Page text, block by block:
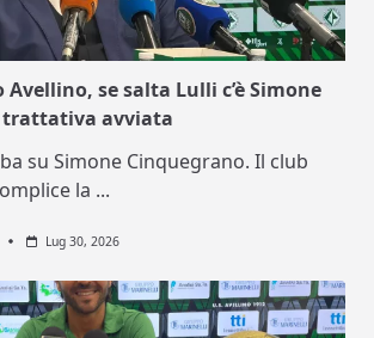
se salta Lulli c’è Simone
trattativa avviata
su Simone Cinquegrano. Il club
la ...
Lug 30, 2026